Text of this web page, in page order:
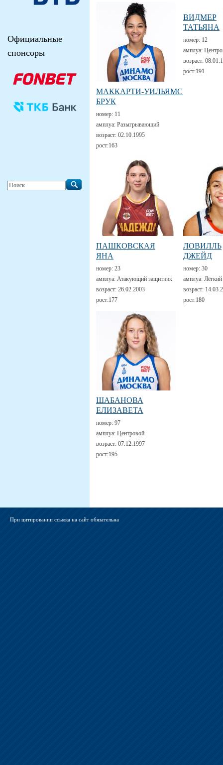
МАККАРТИ-УИЛЬЯМС
БРУК
номер: 11
амплуа: Разыгрывающий
возраст: 02.10.1995
рост:163
ВИДМЕР
ТАТЬЯНА
номер: 12
амплуа:
возраст:
рост:191
ПАШКОВСКАЯ
ЯНА
номер: 23
амплуа: Атакующий защитник
возраст: 26.02.2003
рост:177
ЛОВИЛЛЬ
ДЖЕЙД
номер: 30
амплуа:
возраст:
рост:180
ШАБАНОВА
ЕЛИЗАВЕТА
номер: 97
амплуа: Центровой
возраст: 07.12.1997
рост:195
Официальные
спонсоры
При цитировании ссылка на сайт обязательна